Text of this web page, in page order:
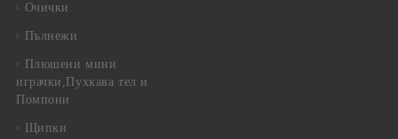
Очички
Пълнежи
Плюшени мини
играчки,Пухкава тел и
Помпони
Щипки